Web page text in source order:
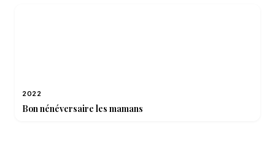
2022
Bon nénéversaire les mamans